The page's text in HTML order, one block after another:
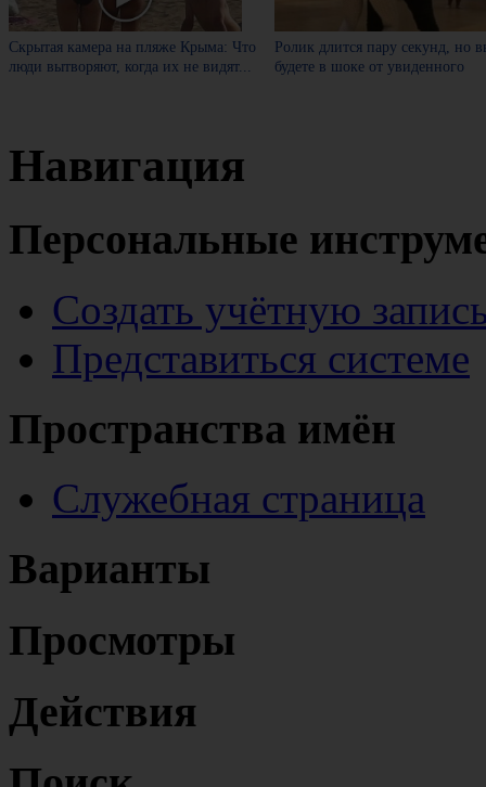
Скрытая камера на пляже Крыма: Что
люди вытворяют, когда их не видят...
Ролик длится пару секунд, но
будете в шоке от увиденного
Навигация
Персональные
Создать учётную
Представиться системе
Пространства имён
Служебная страница
Варианты
Просмотры
Действия